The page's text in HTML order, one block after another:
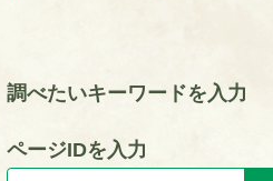
調べたいキーワードを入力
ページIDを入力